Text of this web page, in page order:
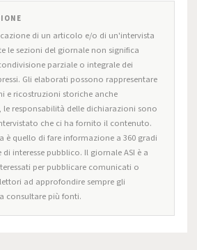
di un articolo e/o di un'intervista
le sezioni del giornale non significa
parziale o integrale dei
Gli elaborati possono rappresentare
e ricostruzioni storiche anche
le responsabilità delle dichiarazioni sono
che ci ha fornito il contenuto.
è quello di fare informazione a 360 gradi
interesse pubblico. Il giornale ASI è a
per pubblicare comunicati o
ad approfondire sempre gli
consultare più fonti.